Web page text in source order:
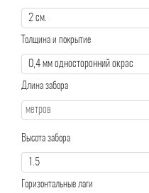
Толщина и покрытие
Длина забора
Высота забора
Горизонтальные лаги